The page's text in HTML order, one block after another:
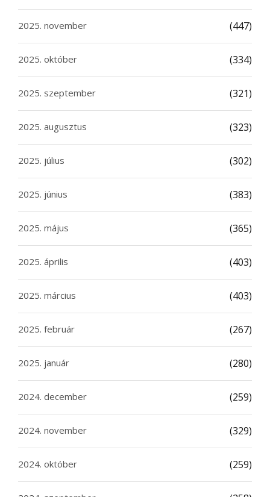
2025. november (447)
2025. október (334)
2025. szeptember (321)
2025. augusztus (323)
2025. július (302)
2025. június (383)
2025. május (365)
2025. április (403)
2025. március (403)
2025. február (267)
2025. január (280)
2024. december (259)
2024. november (329)
2024. október (259)